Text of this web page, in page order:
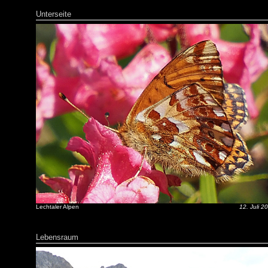
Unterseite
Lechtaler Alpen 12. Juli
Lebensraum